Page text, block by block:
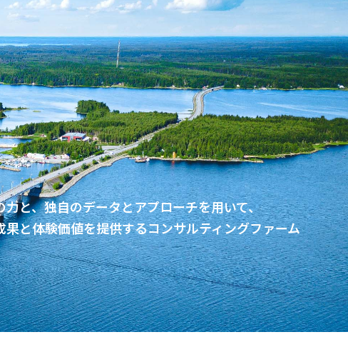
力と、独自のデータとアプローチを用いて、
果と体験価値を提供するコンサルティングファーム